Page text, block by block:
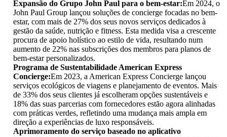
Expansão do Grupo John Paul para o bem-estar:Em 2024, o
John Paul Group lançou soluções de concierge focadas no bem-
estar, com mais de 27% dos seus novos serviços dedicados à
gestão da saúde, nutrição e fitness. Esta medida visa a crescente
procura de apoio holístico ao estilo de vida, resultando num
aumento de 22% nas subscrições dos membros para planos de
bem-estar personalizados.
Programa de Sustentabilidade American Express
Concierge:Em 2023, a American Express Concierge lançou
serviços ecológicos de viagens e planejamento de eventos. Mais
de 33% dos seus clientes já escolheram opções sustentáveis ​​e
18% das suas parcerias com fornecedores estão agora alinhadas
com práticas verdes, refletindo uma mudança mais ampla em
direção a experiências de luxo responsáveis.
Aprimoramento do serviço baseado no aplicativo